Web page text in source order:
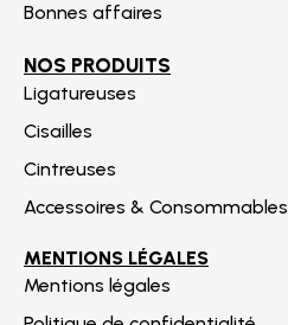
Bonnes affaires
NOS PRODUITS
Ligatureuses
Cisailles
Cintreuses
Accessoires & Consommables
MENTIONS LÉGALES
Mentions légales